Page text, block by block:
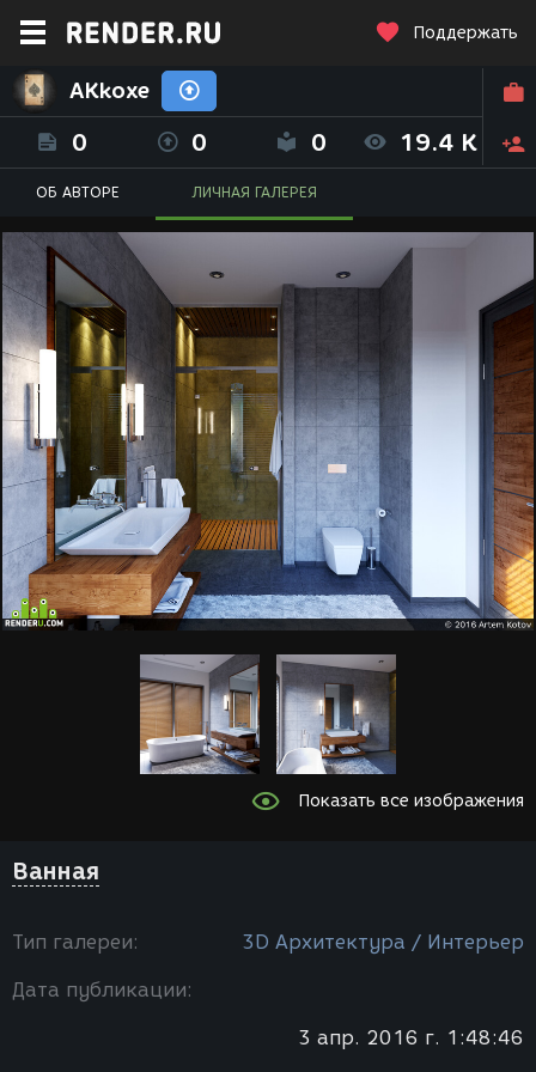
Поддержать
AKkoxe
0 0 0 19.4 K
ОБ АВТОРЕ ЛИЧНАЯ ГАЛЕРЕЯ
Показать все изображения
Ванная
Тип галереи: 3D Архитектура / Интерьер
Дата публикации:
3 апр. 2016 г. 1:48:46